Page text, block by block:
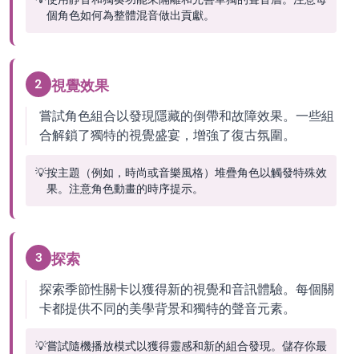
個角色如何為整體混音做出貢獻。
2 視覺效果
嘗試角色組合以發現隱藏的倒帶和故障效果。一些組
合解鎖了獨特的視覺盛宴，增強了復古氛圍。
💡按主題（例如，時尚或音樂風格）堆疊角色以觸發特殊效
果。注意角色動畫的時序提示。
3 探索
探索季節性關卡以獲得新的視覺和音訊體驗。每個關
卡都提供不同的美學背景和獨特的聲音元素。
💡嘗試隨機播放模式以獲得靈感和新的組合發現。儲存你最